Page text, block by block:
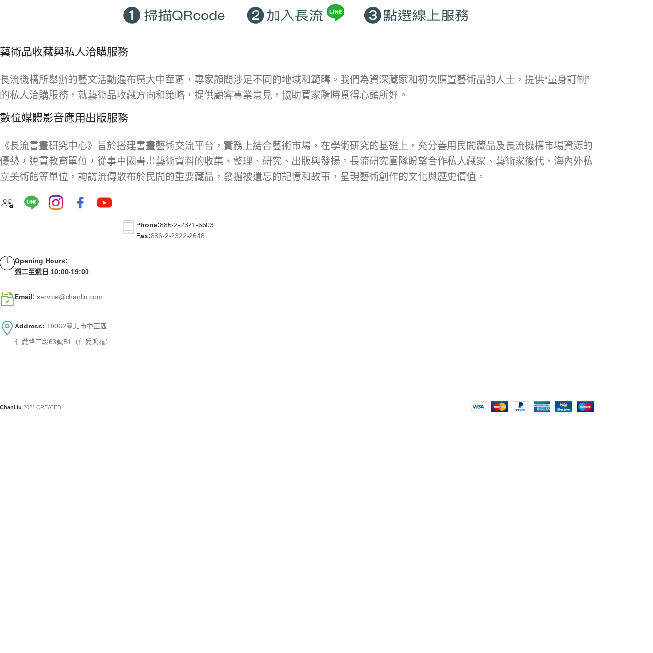
藝術品收藏與私人洽購服務
長流機構所舉辦的藝文活動遍布廣大中華區，專家顧問涉足不同的地域和範疇。我們為資深藏家和初次購置藝術品的人士，提供“量身訂制”
的私人洽購服務，就藝術品收藏方向和策略，提供顧客專業意見，協助買家隨時覓得心頭所好。
數位媒體影音應用出版服務
《長流書畫研究中心》旨於搭建書畫藝術交流平台，實務上結合藝術市場，在學術研究的基礎上，充分善用民間藏品及長流機構市場資源的
優勢，連貫教育單位，從事中國書畫藝術資料的收集、整理、研究、出版與發揚。長流研究團隊盼望合作私人藏家、藝術家後代、海內外私
立美術館等單位，詢訪流傳散布於民間的重要藏品，發掘被遺忘的記憶和故事，呈現藝術創作的文化與歷史價值。
Phone:886-2-2321-6603
Fax:886-2-2322-2648
Opening Hours:
週二至週日 10:00-19:00
Email: service@chanliu.com
Address: 10062臺北市中正區
仁愛路二段63號B1（仁愛鴻禧）
ChanLiu 2021 CREATED